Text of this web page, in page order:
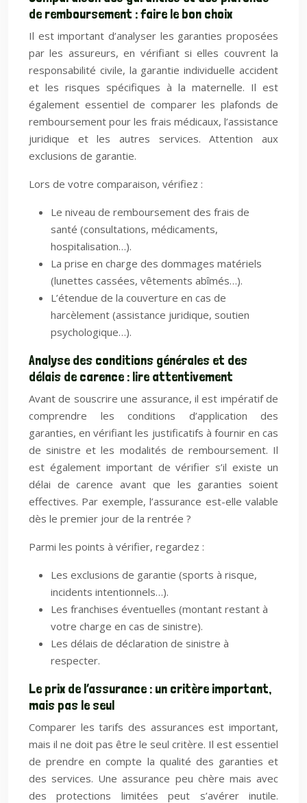
de remboursement : faire le bon choix
Il est important d’analyser les garanties proposées
par les assureurs, en vérifiant si elles couvrent la
responsabilité civile, la garantie individuelle accident
et les risques spécifiques à la maternelle. Il est
également essentiel de comparer les plafonds de
remboursement pour les frais médicaux, l’assistance
juridique et les autres services. Attention aux
exclusions de garantie.
Lors de votre comparaison, vérifiez :
Le niveau de remboursement des frais de
santé (consultations, médicaments,
hospitalisation…).
La prise en charge des dommages matériels
(lunettes cassées, vêtements abîmés…).
L’étendue de la couverture en cas de
harcèlement (assistance juridique, soutien
psychologique…).
Analyse des conditions générales et des
délais de carence : lire attentivement
Avant de souscrire une assurance, il est impératif de
comprendre les conditions d’application des
garanties, en vérifiant les justificatifs à fournir en cas
de sinistre et les modalités de remboursement. Il
est également important de vérifier s’il existe un
délai de carence avant que les garanties soient
effectives. Par exemple, l’assurance est-elle valable
dès le premier jour de la rentrée ?
Parmi les points à vérifier, regardez :
Les exclusions de garantie (sports à risque,
incidents intentionnels…).
Les franchises éventuelles (montant restant à
votre charge en cas de sinistre).
Les délais de déclaration de sinistre à
respecter.
Le prix de l’assurance : un critère important,
mais pas le seul
Comparer les tarifs des assurances est important,
mais il ne doit pas être le seul critère. Il est essentiel
de prendre en compte la qualité des garanties et
des services. Une assurance peu chère mais avec
des protections limitées peut s’avérer inutile.